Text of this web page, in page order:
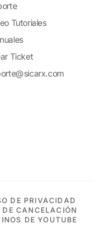
Tutoriales
Ticket
DE PRIVACIDAD
CANCELACIÓN
DE YOUTUBE